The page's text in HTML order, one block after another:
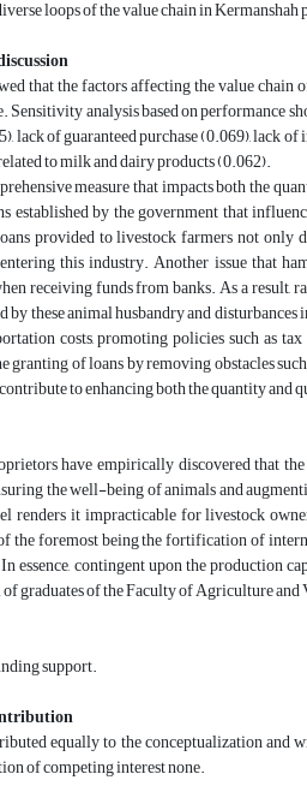
loops of the value chain in
that the factors affecting the value
analysis based on performance
lack of guaranteed purchase (0.069), lack
to milk and dairy products (0.062).
measure that impacts both the
established by the government that
provided to livestock farmers not
this industry. Another issue that
receiving funds from banks. As a result,
by these animal husbandry and
costs, promoting policies such as
of loans by removing obstacles
to enhancing both the quantity and
have empirically discovered that
the well-being of animals and
renders it impracticable for livestock
the foremost being the fortification of
essence, contingent upon the production
graduates of the Faculty of Agriculture
support.
equally to the conceptualization and
of competing interest none.